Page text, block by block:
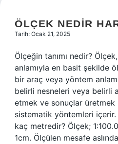
ÖLÇEK NEDIR
Tarih: Ocak 21, 2025
Ölçeğin tanımı nedir?
anlamıyla en basit şekilde
bir araç veya yöntem
belirli nesneleri veya belirli
etmek ve sonuçlar üretmek
sistematik yöntemleri
kaç metredir? Ölçek;
1cm. Ölçülen mesafe